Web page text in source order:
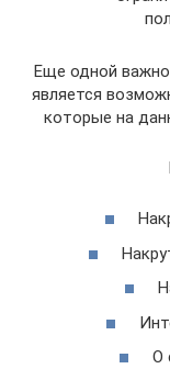
Еще одной
является
которые на
О